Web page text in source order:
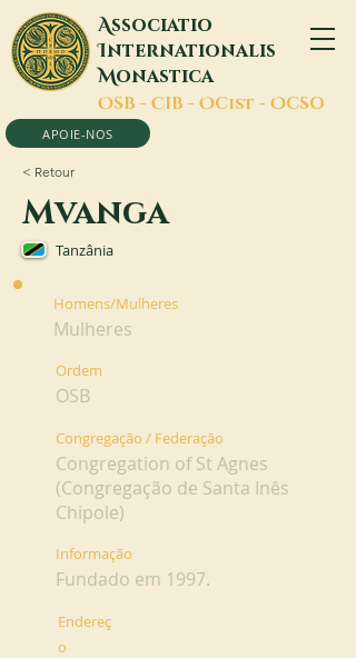
Associatio
Internationalis
Monastica
OSB - CIB - OCist - OCSO
APOIE-NOS
< Retour
Mvanga
Tanzânia
Homens/Mulheres
Mulheres
Ordem
OSB
Congregação / Federação
Congregation of St Agnes
(Congregação de Santa Inês
Chipole)
Informação
Fundado em 1997.
Endereç
o